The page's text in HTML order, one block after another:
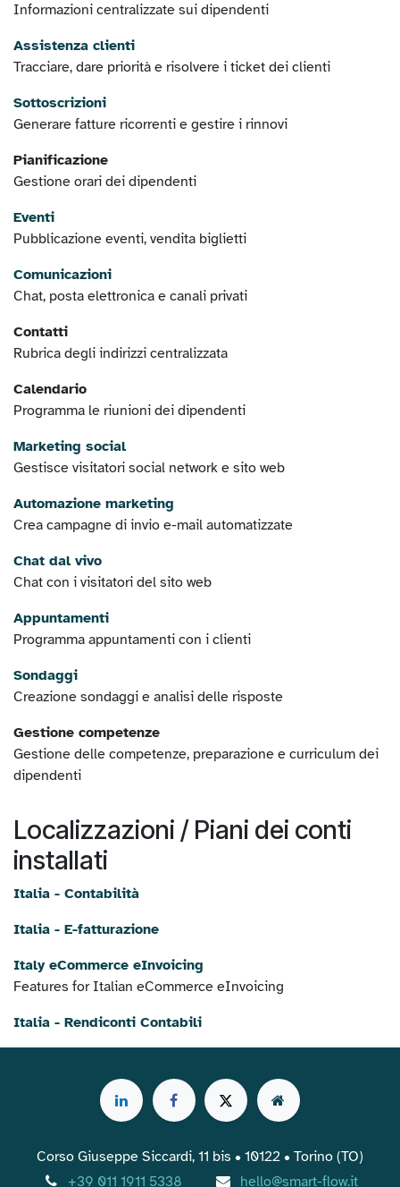
Informazioni centralizzate sui dipendenti
Assistenza clienti
Tracciare, dare priorità e risolvere i ticket dei clienti
Sottoscrizioni
Generare fatture ricorrenti e gestire i rinnovi
Pianificazione
Gestione orari dei dipendenti
Eventi
Pubblicazione eventi, vendita biglietti
Comunicazioni
Chat, posta elettronica e canali privati
Contatti
Rubrica degli indirizzi centralizzata
Calendario
Programma le riunioni dei dipendenti
Marketing social
Gestisce visitatori social network e sito web
Automazione marketing
Crea campagne di invio e-mail automatizzate
Chat dal vivo
Chat con i visitatori del sito web
Appuntamenti
Programma appuntamenti con i clienti
Sondaggi
Creazione sondaggi e analisi delle risposte
Gestione competenze
Gestione delle competenze, preparazione e curriculum dei
dipendenti
Localizzazioni / Piani dei conti
installati
Italia - Contabilità
Italia - E-fatturazione
Italy eCommerce eInvoicing
Features for Italian eCommerce eInvoicing
Italia - Rendiconti Contabili
Corso Giuseppe Siccardi, 11 bis • 10122 • Torino (TO)
+39 011 1911 5338
hello@smart-flow.it